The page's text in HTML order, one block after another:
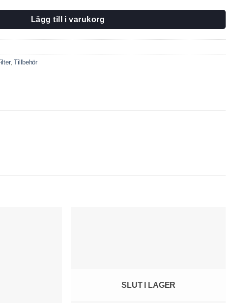
Lägg till i varukorg
,Tillbehör
SLUT I LAGER